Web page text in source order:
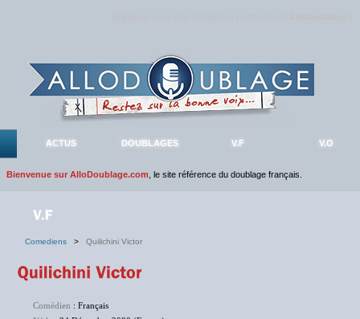
ACTUS DOUBLAGES V.F V.O
Bienvenue sur AlloDoublage.com , le site référence du doublage français.
Comediens > Quilichini Victor
Comédien : Français